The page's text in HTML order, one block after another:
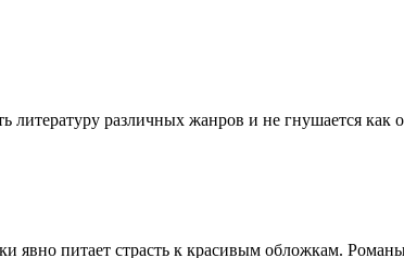
литературу различных жанров и не гнушается
явно питает страсть к красивым обложкам.